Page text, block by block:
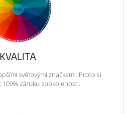
KVALITA
světovými značkami. Proto si
záruku spokojenosti.